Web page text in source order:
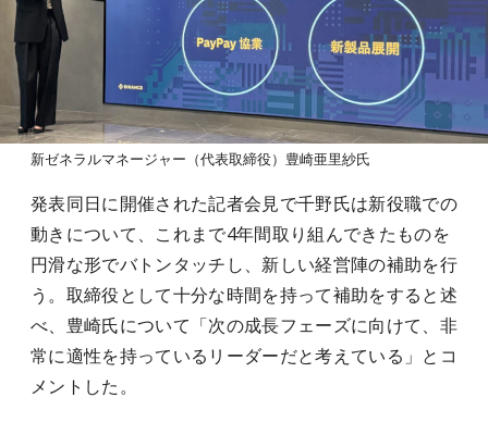
新ゼネラルマネージャー（代表取締役）豊崎亜里紗氏
発表同日に開催された記者会見で千野氏は新役職での
動きについて、これまで4年間取り組んできたものを
円滑な形でバトンタッチし、新しい経営陣の補助を行
う。取締役として十分な時間を持って補助をすると述
べ、豊崎氏について「次の成長フェーズに向けて、非
常に適性を持っているリーダーだと考えている」とコ
メントした。